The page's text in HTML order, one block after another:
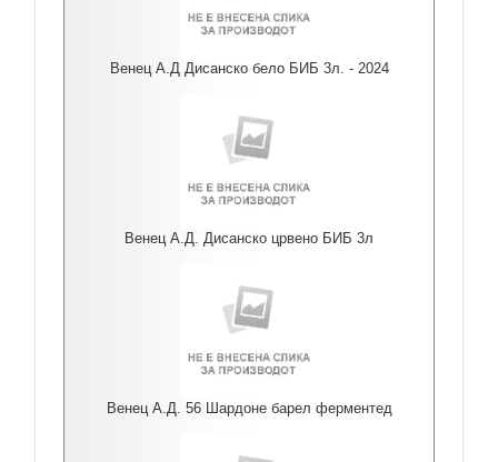
Венец А.Д Дисанско бело БИБ 3л. - 2024
Венец А.Д. Дисанско црвено БИБ 3л
Венец А.Д. 56 Шардоне барел ферментед